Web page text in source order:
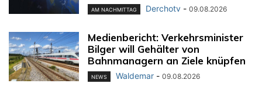
AM NACHMITTAG Derchotv - 09.08.2026
Medienbericht: Verkehrsminister
Bilger will Gehälter von
Bahnmanagern an Ziele knüpfen
NEWS Waldemar - 09.08.2026